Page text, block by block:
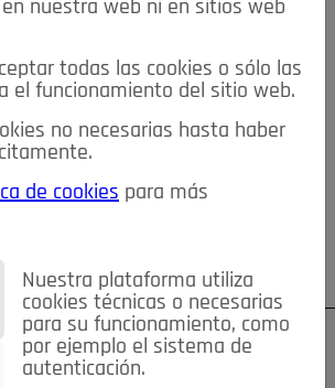
REVISTA
SERVICIOS DE INTERÉS
MIS ANUNCIOS CONTACTO
¿Olvidó su contraseña?
nuestra web ni en sitios web
todas las cookies o sólo las
el funcionamiento del sitio web.
no necesarias hasta haber
de cookies para más
Nuestra plataforma utiliza
cookies técnicas o necesarias
para su funcionamiento, como
por ejemplo el sistema de
autenticación.